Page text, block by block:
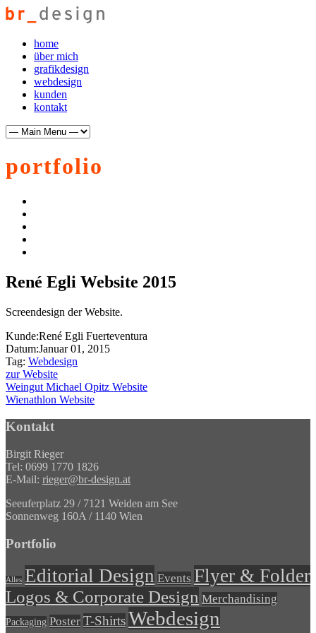
home
über mich
grafikdesign
webdesign
kunden
kontakt
portfolio
René Egli Website 2015
Screendesign der Website.
Kunde:René Egli Fuerteventura
Datum:Januar 01, 2015
Tag: Webdesign
zur Website
Weingut Michael Opitz Website
Wienathlon Website
Kontakt
Birgit Rieger
Tel: 0699 1770 1826
E-Mail: rieger@br-design.at
Seeuferplatz 29 / 7121 Weiden am See
Sonnenweg 160A / 1140 Wien
Portfolio
Alles Editorial Design Events Flyer & Folder
Logos & Corporate Design Merchandising
Packaging Poster T-ShirtsWebdesign